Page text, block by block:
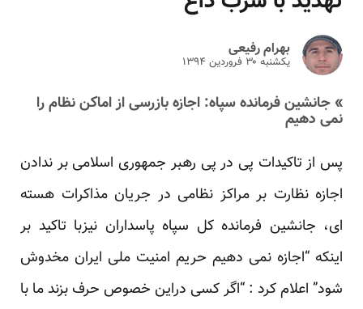
بهرام رفیعی
یکشنبه ۳۰ فروردين ۱۳۹۴
» جانشین فرمانده سپاه: اجازه بازرسی از اماکن نظام را
نمی دهیم
پس از تاکیدات پی در پی رهبر جمهوری اسلامی بر ندادن
اجازه نظارت بر مراکز نظامی در جریان مذاکرات هسته
ای، جانشین فرمانده کل سپاه پاسداران نیزبا تاکید بر
اینکه “اجازه نمی دهیم حریم امنیت ملی ایران مخدوش
شود” اعلام کرد : “اگر کسی دراین خصوص حرف بزند ما با